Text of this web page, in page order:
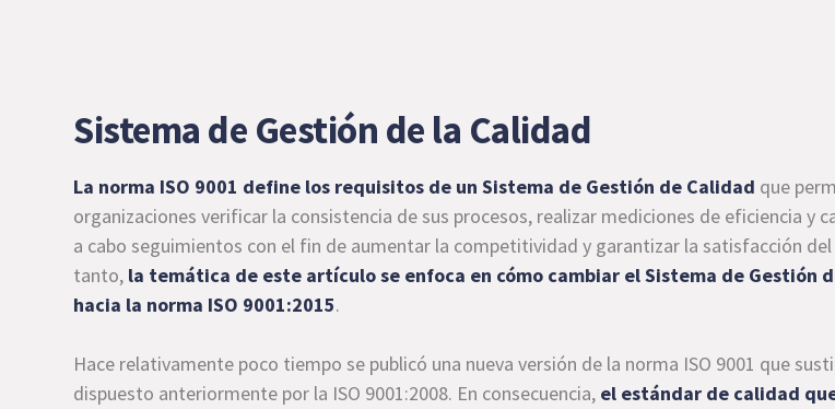
Sistema de Gestión de la Calidad
La norma ISO 9001 define los requisitos de un Sistema de Gestión de Calidad que
organizaciones verificar la consistencia de sus procesos, realizar mediciones de eficiencia y
a cabo seguimientos con el fin de aumentar la competitividad y garantizar la satisfacción
tanto, la temática de este artículo se enfoca en cómo cambiar el Sistema de Gestión
hacia la norma ISO 9001:2015.
Hace relativamente poco tiempo se publicó una nueva versión de la norma ISO 9001 que
dispuesto anteriormente por la ISO 9001:2008. En consecuencia, el estándar de calidad